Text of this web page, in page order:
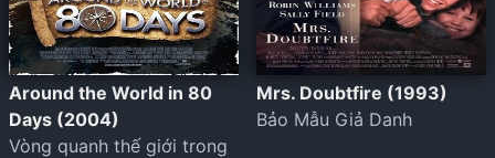
Around the World in 80
Days (2004)
Vòng quanh thế giới trong
Mrs. Doubtfire (1993)
Bảo Mẫu Giả Danh